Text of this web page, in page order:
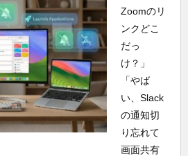
Zoomのリ
ンクどこ
だっ
け？」
「やば
い、Slack
の通知切
り忘れて
画面共有